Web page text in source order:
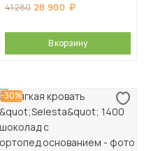
41 280 28 900
В корзину
-30%